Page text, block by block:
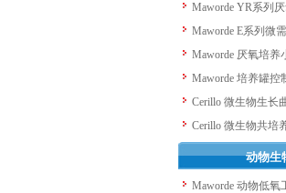
Maworde YR系列
Maworde E系列微
Maworde 厌氧培养
Maworde 培养罐控
Cerillo 微生物生长
Cerillo 微生物共培
动物生
Maworde 动物低氧